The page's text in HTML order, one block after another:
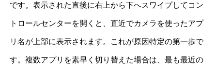
です。表示された直後に右上から下へスワイプしてコン
トロールセンターを開くと、直近でカメラを使ったアプ
リ名が上部に表示されます。これが原因特定の第一歩で
す。複数アプリを素早く切り替えた場合は、最も最近の